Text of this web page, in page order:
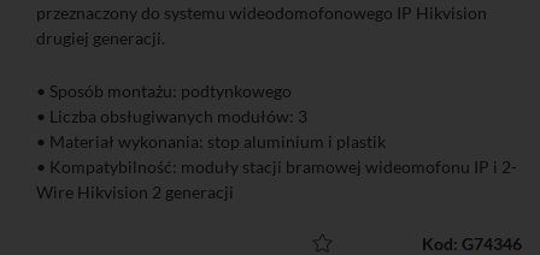
przeznaczony do systemu wideodomofonowego IP Hikvision
drugiej generacji.
• Sposób montażu: podtynkowego
• Liczba obsługiwanych modułów: 3
• Materiał wykonania: stop aluminium i plastik
• Kompatybilność: moduły stacji bramowej wideomofonu IP i 2-
Wire Hikvision 2 generacji
Kod: G74346